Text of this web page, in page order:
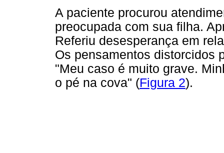
A paciente procurou
preocupada com sua filha.
Referiu desesperança em
Os pensamentos distorcidos
"Meu caso é muito grave.
o pé na cova" (Figura 2).